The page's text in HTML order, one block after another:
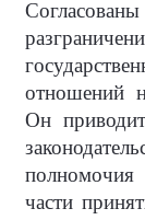
отношений
Он
части